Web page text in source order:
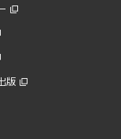
版